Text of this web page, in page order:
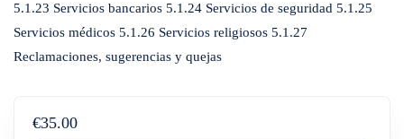
5.1.23 Servicios bancarios 5.1.24 Servicios de seguridad 5.1.25
Servicios médicos 5.1.26 Servicios religiosos 5.1.27
Reclamaciones, sugerencias y quejas
€35.00